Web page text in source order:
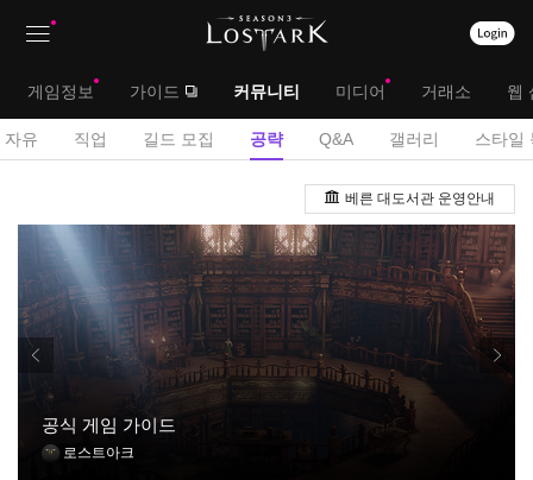
뉴
대
메
게임정보 가이드 커뮤니티 미디어 거래소 웹
서
메
뉴
자유 직업 길드 모집 공략 Q&A 갤러리 스타일
략
판
베른 대도서관 운영안내
공식 게임 가이드
로스트아크